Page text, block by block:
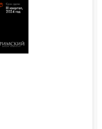
посиделок с